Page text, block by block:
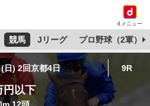
dメニュー
競馬 Jリーグ プロ野球（2軍）
日) 2回京都4日 9R
円以下
12頭